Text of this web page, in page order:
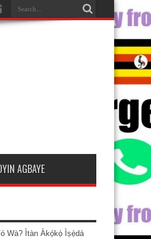
AGBAYE
Wà? Ìtàn Àkọ́kọ́ Ìṣẹ̀dá